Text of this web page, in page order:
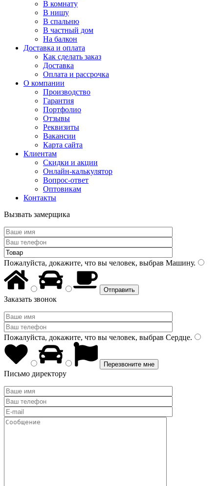
В комнату
В нишу
В спальню
В частный дом
На балкон
Доставка и оплата
Как сделать заказ
Доставка
Оплата и рассрочка
О компании
Производство
Гарантия
Портфолио
Отзывы
Реквизиты
Вакансии
Карта сайта
Клиентам
Скидки и акции
Онлайн-калькулятор
Вопрос-ответ
Оптовикам
Контакты
Вызвать замерщика
Пожалуйста, докажите, что вы человек, выбрав Машину.
Заказать звонок
Пожалуйста, докажите, что вы человек, выбрав Сердце.
Письмо директору